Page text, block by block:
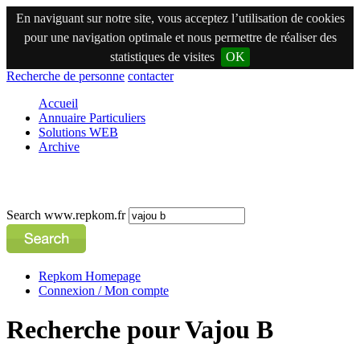
En naviguant sur notre site, vous acceptez l’utilisation de cookies
pour une navigation optimale et nous permettre de réaliser des
statistiques de visites
OK
Recherche de personne contacter
Accueil
Annuaire Particuliers
Solutions WEB
Archive
Search www.repkom.fr
Repkom Homepage
Connexion / Mon compte
Recherche pour Vajou B